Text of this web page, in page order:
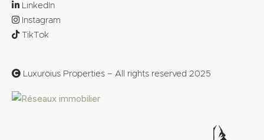
LinkedIn
Instagram
TikTok
Luxuroius Properties – All rights reserved 2025